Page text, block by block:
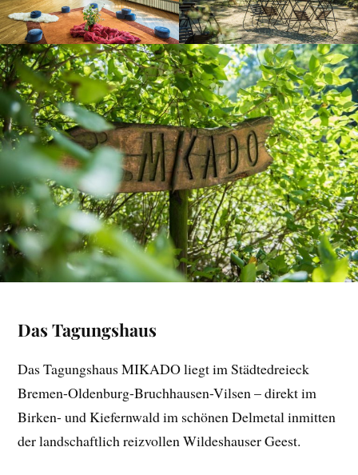
Das Tagungshaus
Das Tagungshaus MIKADO liegt im Städtedreieck
Bremen-Oldenburg-Bruchhausen-Vilsen – direkt im
Birken- und Kiefernwald im schönen Delmetal inmitten
der landschaftlich reizvollen Wildeshauser Geest.